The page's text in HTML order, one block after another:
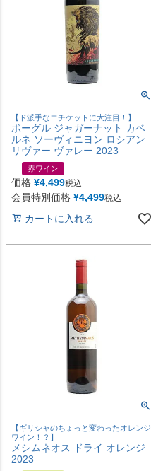
【ド派手なエチケットに大注目！】
ボーグル ジャガーナット カベ
ルネ ソーヴィニヨン ロシアン
リヴァー ヴァレー 2023
赤ワイン
価格 ¥4,499税込
会員特別価格 ¥4,499税込
カートに入れる
【ギリシャのちょっと変わったオレンジ
ワイン！？】
メシムネオス ドライ オレンジ
2023